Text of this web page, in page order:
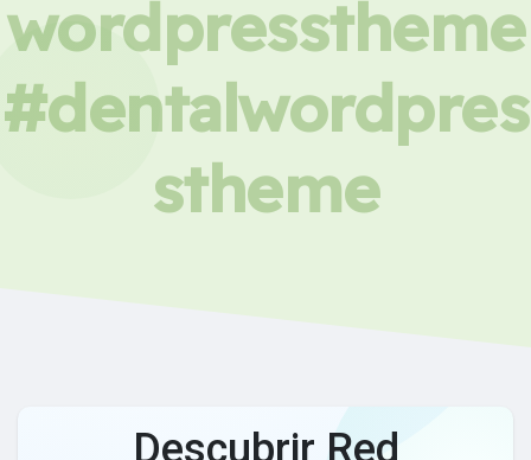
wordpresstheme
#dentalwordpres
stheme
Descubrir Red